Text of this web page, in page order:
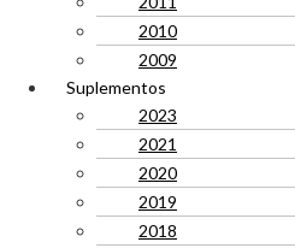
2010
2009
Suplementos
2023
2021
2020
2019
2018